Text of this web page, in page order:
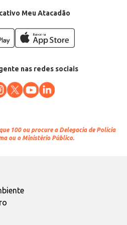
Meu Atacadão
nas redes sociais
100 ou procure a Delegacia de Polícia
ou o Ministério Público.